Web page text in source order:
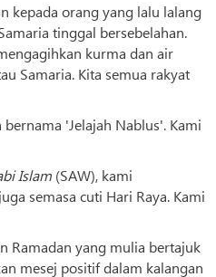
kepada orang yang lalu lalang
tinggal bersebelahan.
kurma dan air
Samaria. Kita semua rakyat
'Jelajah Nablus'. Kami
Islam (SAW), kami
semasa cuti Hari Raya. Kami
Ramadan yang mulia bertajuk
mesej positif dalam kalangan